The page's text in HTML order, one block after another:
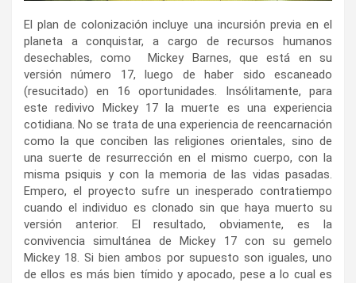
El plan de colonización incluye una incursión previa en el
planeta a conquistar, a cargo de recursos humanos
desechables, como Mickey Barnes, que está en su
versión número 17, luego de haber sido escaneado
(resucitado) en 16 oportunidades. Insólitamente, para
este redivivo Mickey 17 la muerte es una experiencia
cotidiana. No se trata de una experiencia de reencarnación
como la que conciben las religiones orientales, sino de
una suerte de resurrección en el mismo cuerpo, con la
misma psiquis y con la memoria de las vidas pasadas.
Empero, el proyecto sufre un inesperado contratiempo
cuando el individuo es clonado sin que haya muerto su
versión anterior. El resultado, obviamente, es la
convivencia simultánea de Mickey 17 con su gemelo
Mickey 18. Si bien ambos por supuesto son iguales, uno
de ellos es más bien tímido y apocado, pese a lo cual es